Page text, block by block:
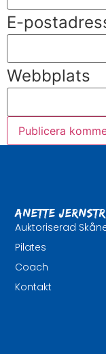
E-
Webbplats
Anette
Auktoriserad
Pilates
Coach
Kontakt